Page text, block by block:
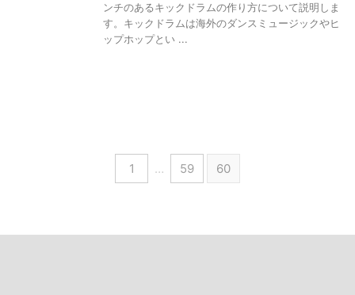
ンチのあるキックドラムの作り方について説明しま
す。キックドラムは海外のダンスミュージックやヒ
ップホップとい ...
1 … 59 60